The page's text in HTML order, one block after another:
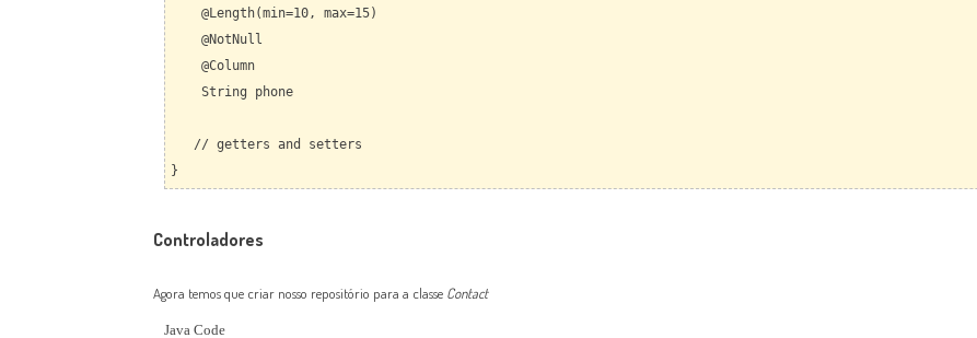
@Length(min=10, max=15)
@NotNull
@Column
String phone
// getters and setters
}
Controladores
Agora temos que criar nosso repositório para a classe Contact
Java Code